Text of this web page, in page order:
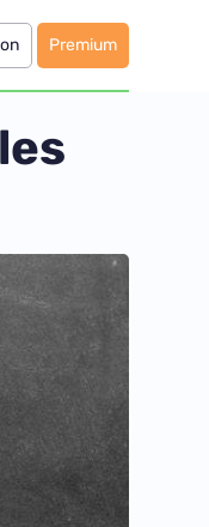
Premium